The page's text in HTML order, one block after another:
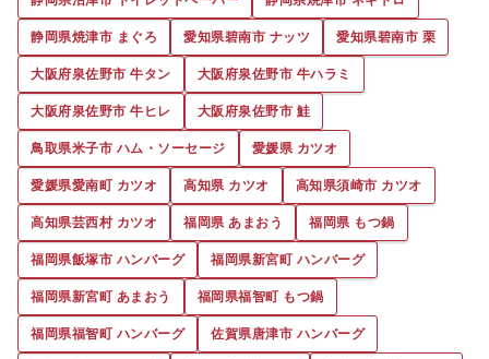
静岡県焼津市 まぐろ
愛知県碧南市 ナッツ
愛知県碧南市 栗
大阪府泉佐野市 牛タン
大阪府泉佐野市 牛ハラミ
大阪府泉佐野市 牛ヒレ
大阪府泉佐野市 鮭
鳥取県米子市 ハム・ソーセージ
愛媛県 カツオ
愛媛県愛南町 カツオ
高知県 カツオ
高知県須崎市 カツオ
高知県芸西村 カツオ
福岡県 あまおう
福岡県 もつ鍋
福岡県飯塚市 ハンバーグ
福岡県新宮町 ハンバーグ
福岡県新宮町 あまおう
福岡県福智町 もつ鍋
福岡県福智町 ハンバーグ
佐賀県唐津市 ハンバーグ